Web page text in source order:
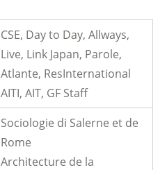
CSE, Day to Day, Allways,
Live, Link Japan, Parole,
Atlante, ResInternational
AITI, AIT, GF Staff
Sociologie di Salerne et de
Rome
Architecture de la